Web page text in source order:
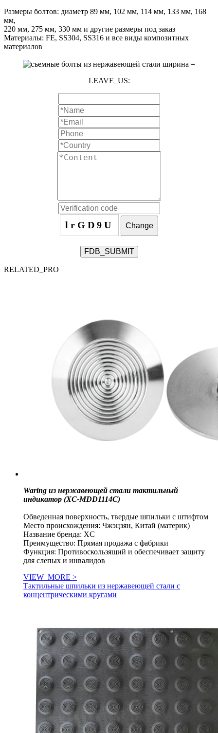
Размеры болтов: диаметр 89 мм, 102 мм, 114 мм, 133 мм, 168
мм,
220 мм, 275 мм, 330 мм и другие размеры под заказ
Материалы: FE, SS304, SS316 и все виды композитных
материалов
LEAVE_US:
lrGD9U Change
FDB_SUBMIT
RELATED_PRO
Waring из нержавеющей стали тактильный
индикатор (XC-MDD1114C)
Обведенная поверхность, твердые шпильки с штифтом
Место происхождения: Чжэцзян, Китай (материк)
Название бренда: XC
Преимущество: Прямая продажа с фабрики
Функция: Противоскользящий и обеспечивает защиту
для слепых и инвалидов
VIEW_MORE >
Тактильные шпильки из нержавеющей стали с
концентрическими кругами